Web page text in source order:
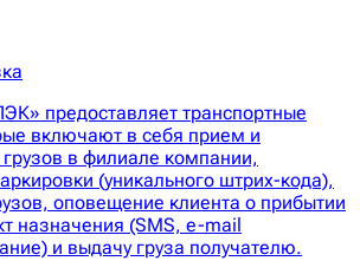
предоставляет транспортные
включают в себя прием и
в филиале компании,
(уникального штрих-кода),
оповещение клиента о прибытии
назначения (SMS, e-mail
и выдачу груза получателю.